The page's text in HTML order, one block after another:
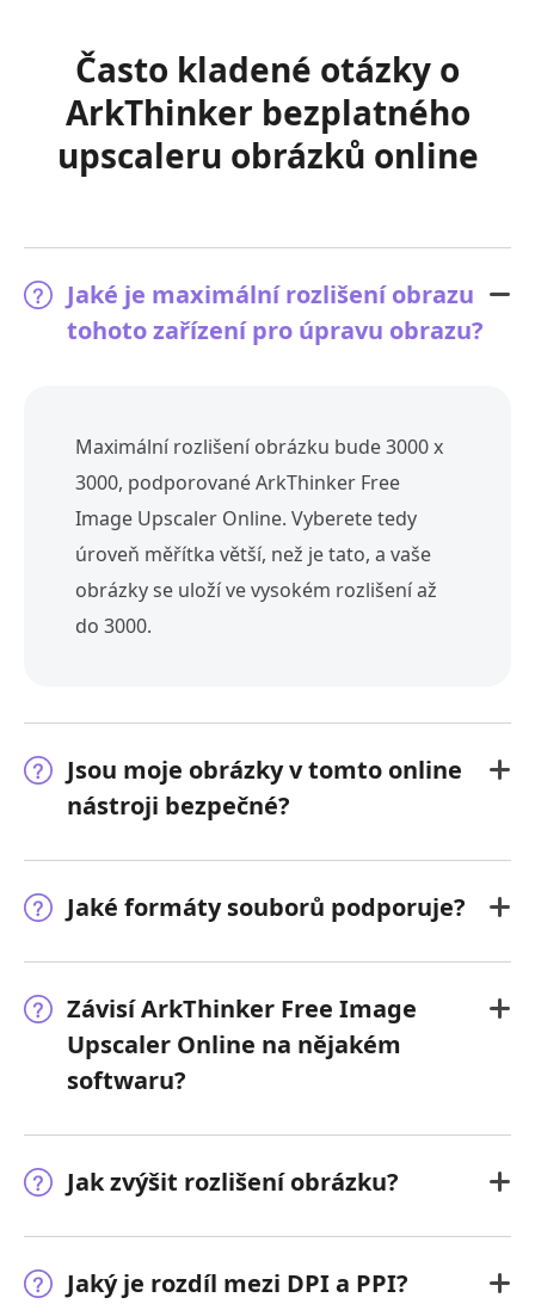
Často kladené otázky o
ArkThinker bezplatného
upscaleru obrázků online
Jaké je maximální rozlišení obrazu
tohoto zařízení pro úpravu obrazu?
Maximální rozlišení obrázku bude 3000 x
3000, podporované ArkThinker Free
Image Upscaler Online. Vyberete tedy
úroveň měřítka větší, než je tato, a vaše
obrázky se uloží ve vysokém rozlišení až
do 3000.
Jsou moje obrázky v tomto online
nástroji bezpečné?
Jaké formáty souborů podporuje?
Závisí ArkThinker Free Image
Upscaler Online na nějakém
softwaru?
Jak zvýšit rozlišení obrázku?
Jaký je rozdíl mezi DPI a PPI?